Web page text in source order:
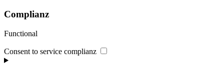
Complianz
Functional
Consent to service complianz